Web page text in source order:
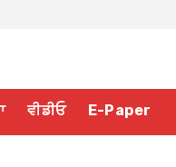
ਵੀਡੀਓ E-Paper